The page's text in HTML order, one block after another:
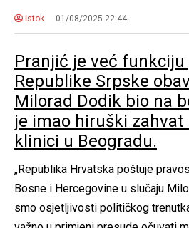
istok 01/08/2025 22:44
Pranjić je već
Republike Srpske
Milorad Dodik bio na
je imao hiruški zahvat
klinici u Beogradu.
„Republika Hrvatska poštuje
Bosne i Hercegovine u slučaju
smo osjetljivosti političkog